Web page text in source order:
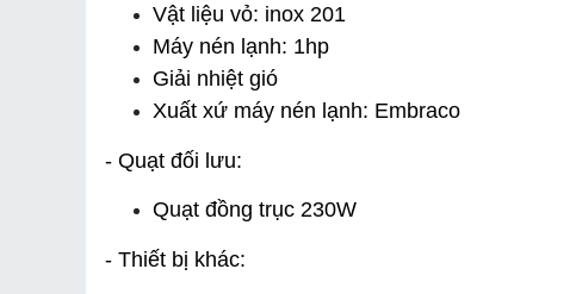
Vật liệu vỏ: inox 201
Máy nén lạnh: 1hp
Giải nhiệt gió
Xuất xứ máy nén lạnh: Embraco
- Quạt đối lưu:
Quạt đồng trục 230W
- Thiết bị khác: